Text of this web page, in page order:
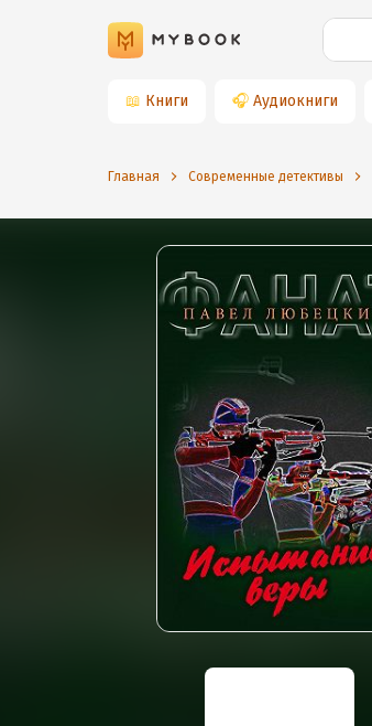
📖 Книги 🎧 Аудиокниги
Главная Современные детективы